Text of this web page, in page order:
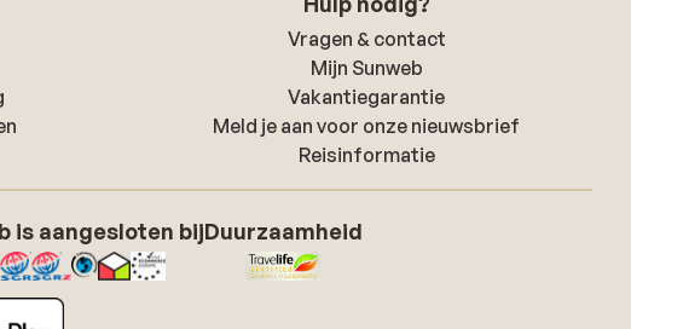
Vragen & contact
Mijn Sunweb
Vakantiegarantie
Meld je aan voor onze nieuwsbrief
Reisinformatie
is aangesloten bijDuurzaamheid